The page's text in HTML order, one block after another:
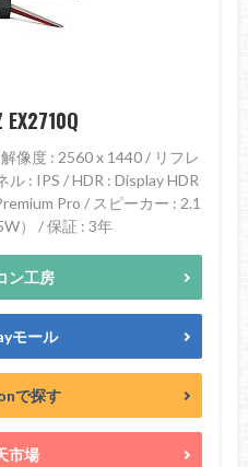
EX2710Q
像度 : 2560 x 1440 / リフレ
ル : IPS / HDR : Display HDR
Pro / スピーカー : 2.1
） / 保証 : 3年
ン工房
モール
で探す
市場